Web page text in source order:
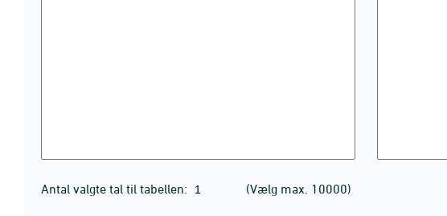
Antal valgte tal til tabellen: (Vælg max. 10000)